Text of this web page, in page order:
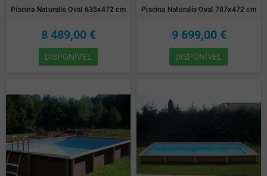
Piscina Naturalis Oval 635x472 cm
8 489,00 €
DISPONÍVEL
Piscina Naturalis Oval 787x472 cm
9 699,00 €
DISPONÍVEL